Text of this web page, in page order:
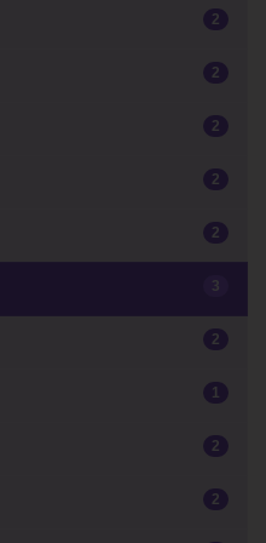
2
2
2
2
2
3
2
1
2
2